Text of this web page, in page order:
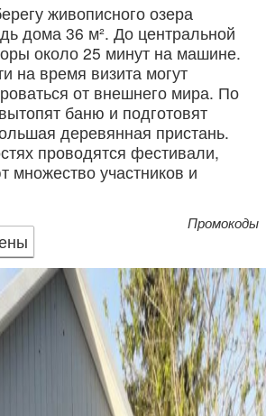
живописного озера
дома 36 м². До центральной
около 25 минут на машине.
на время визита могут
от внешнего мира. По
баню и подготовят
деревянная пристань.
проводятся фестивали,
множество участников и
Промокоды